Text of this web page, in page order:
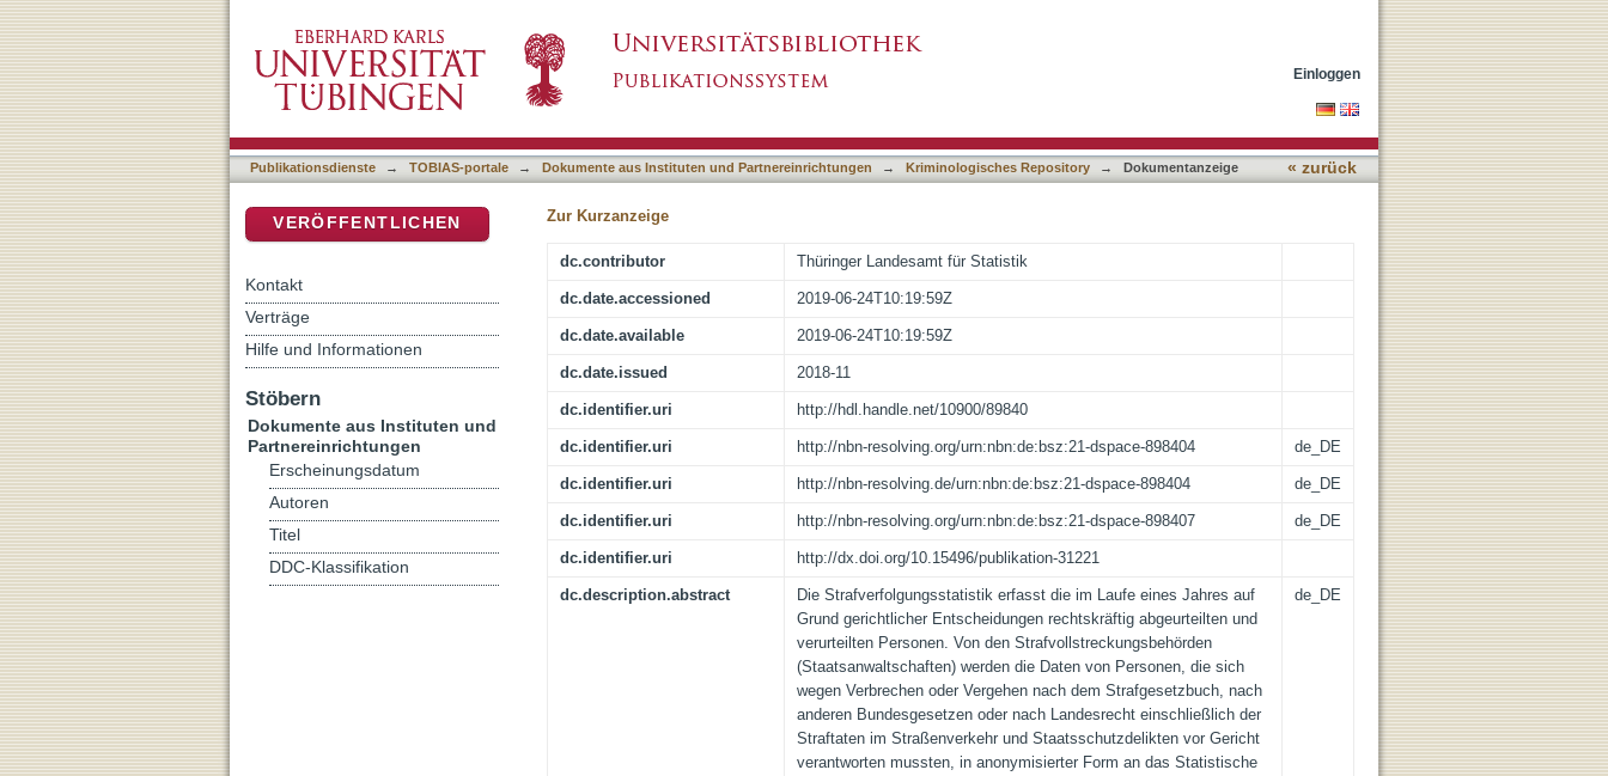
Einloggen
Publikationsdienste → TOBIAS-portale → Dokumente aus Instituten und Partnereinrichtungen → Kriminologisches Repository → Dokumentanzeige « zurück
Zur Kurzanzeige
dc.contributor Thüringer Landesamt für Statistik
dc.date.accessioned 2019-06-24T10:19:59Z
dc.date.available 2019-06-24T10:19:59Z
dc.date.issued 2018-11
dc.identifier.uri http://hdl.handle.net/10900/89840
dc.identifier.uri http://nbn-resolving.org/urn:nbn:de:bsz:21-dspace-898404 de_DE
dc.identifier.uri http://nbn-resolving.de/urn:nbn:de:bsz:21-dspace-898404 de_DE
dc.identifier.uri http://nbn-resolving.org/urn:nbn:de:bsz:21-dspace-898407 de_DE
dc.identifier.uri http://dx.doi.org/10.15496/publikation-31221
dc.description.abstract
Die Strafverfolgungsstatistik erfasst die im Laufe eines Jahres auf
Grund gerichtlicher Entscheidungen rechtskräftig abgeurteilten und
verurteilten Personen. Von den Strafvollstreckungsbehörden
(Staatsanwaltschaften) werden die Daten von Personen, die sich
wegen Verbrechen oder Vergehen nach dem Strafgesetzbuch, nach
anderen Bundesgesetzen oder nach Landesrecht einschließlich der
Straftaten im Straßenverkehr und Staatsschutzdelikten vor Gericht
verantworten mussten, in anonymisierter Form an das Statistische
de_DE
VERÖFFENTLICHEN
Kontakt
Verträge
Hilfe und Informationen
Stöbern
Dokumente aus Instituten und
Partnereinrichtungen
Erscheinungsdatum
Autoren
Titel
DDC-Klassifikation